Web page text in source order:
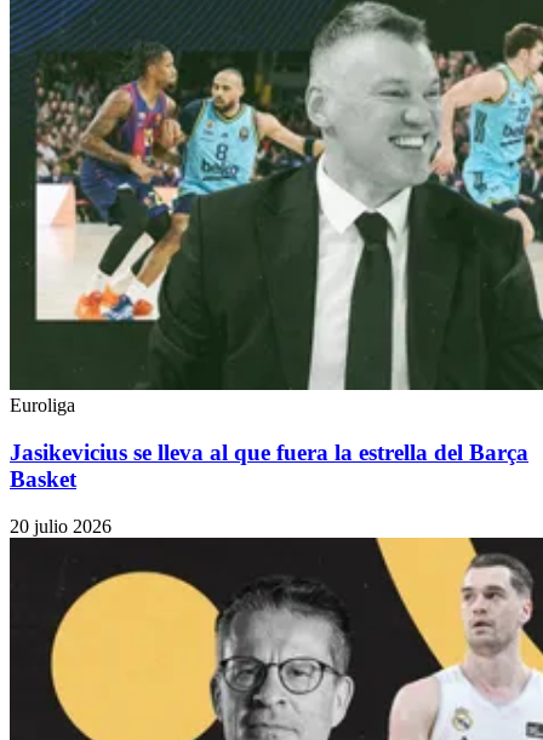
Euroliga
Jasikevicius se lleva al que fuera la estrella del Barça
Basket
20 julio 2026